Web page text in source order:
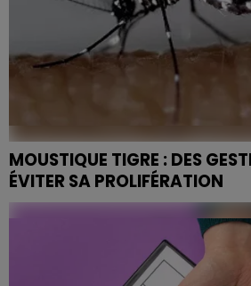
MOUSTIQUE TIGRE : DES
ÉVITER SA PROLIFÉRATION
Présent dans sept départements
albopictus progresse chaque
mobilise habitants et collectivités